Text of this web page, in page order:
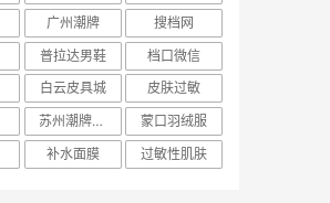
广州潮牌
搜档网
普拉达男鞋
档口微信
白云皮具城
皮肤过敏
苏州潮牌货源
蒙口羽绒服
补水面膜 过敏性肌肤